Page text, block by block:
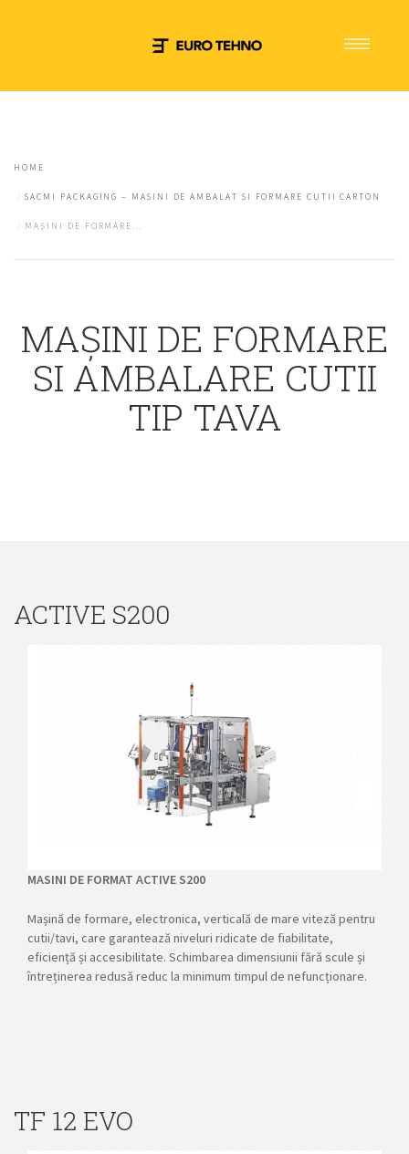
HOME
SACMI PACKAGING – MASINI DE AMBALAT SI FORMARE CUTII CARTON
MAȘINI DE FORMARE...
MAȘINI DE FORMARE
SI AMBALARE CUTII
TIP TAVA
ACTIVE S200
MASINI DE FORMAT ACTIVE S200
Mașină de formare, electronica, verticală de mare viteză pentru
cutii/tavi, care garantează niveluri ridicate de fiabilitate,
eficiență și accesibilitate. Schimbarea dimensiunii fără scule și
întreținerea redusă reduc la minimum timpul de nefuncționare.
TF 12 EVO